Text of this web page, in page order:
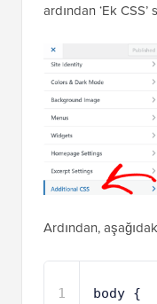
ardından ‘Ek
Ardından,
1
body {